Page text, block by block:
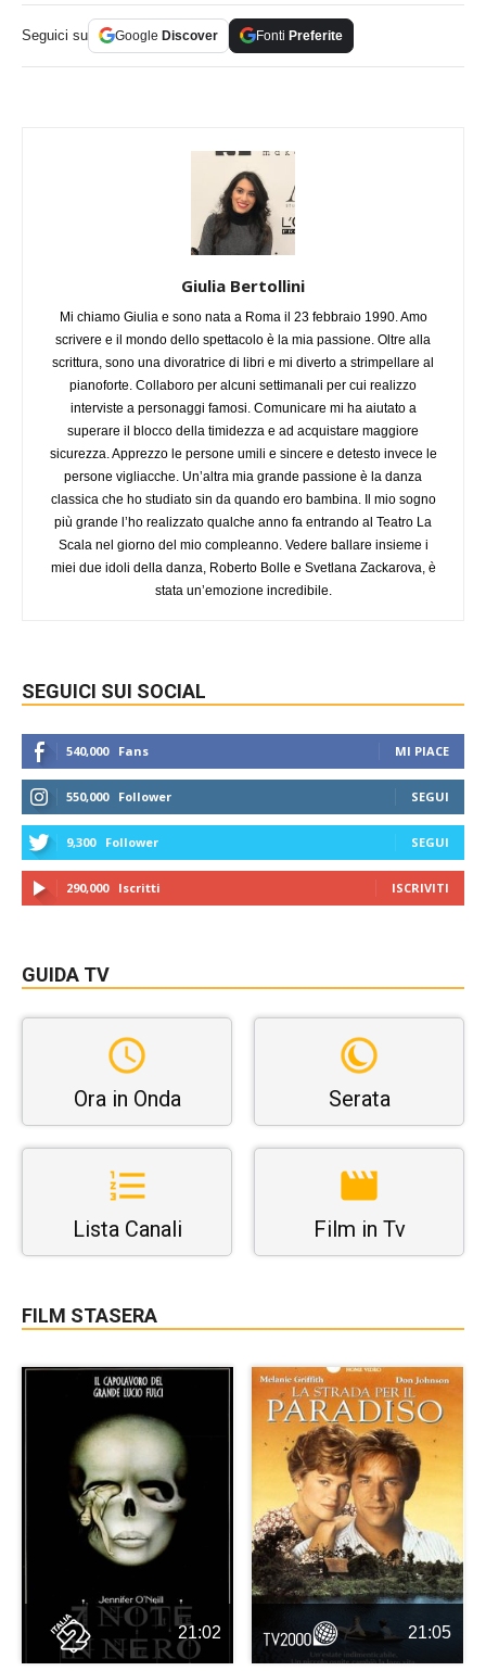
Seguici su Google Discover Fonti Preferite
Giulia Bertollini
Mi chiamo Giulia e sono nata a Roma il 23 febbraio 1990. Amo
scrivere e il mondo dello spettacolo è la mia passione. Oltre alla
scrittura, sono una divoratrice di libri e mi diverto a strimpellare al
pianoforte. Collaboro per alcuni settimanali per cui realizzo
interviste a personaggi famosi. Comunicare mi ha aiutato a
superare il blocco della timidezza e ad acquistare maggiore
sicurezza. Apprezzo le persone umili e sincere e detesto invece le
persone vigliacche. Un’altra mia grande passione è la danza
classica che ho studiato sin da quando ero bambina. Il mio sogno
più grande l’ho realizzato qualche anno fa entrando al Teatro La
Scala nel giorno del mio compleanno. Vedere ballare insieme i
miei due idoli della danza, Roberto Bolle e Svetlana Zackarova, è
stata un’emozione incredibile.
SEGUICI SUI SOCIAL
540,000 Fans MI PIACE
550,000 Follower SEGUI
9,300 Follower SEGUI
290,000 Iscritti ISCRIVITI
GUIDA TV
Ora in Onda Serata
Lista Canali Film in Tv
FILM STASERA
21:02 21:05